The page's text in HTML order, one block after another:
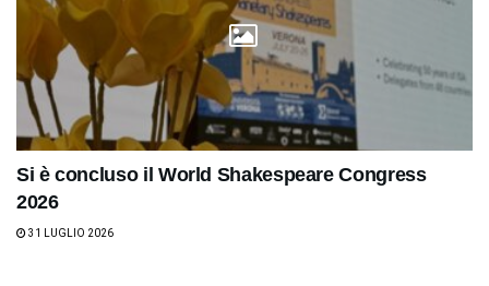
Si è concluso il World Shakespeare Congress
2026
31 LUGLIO 2026